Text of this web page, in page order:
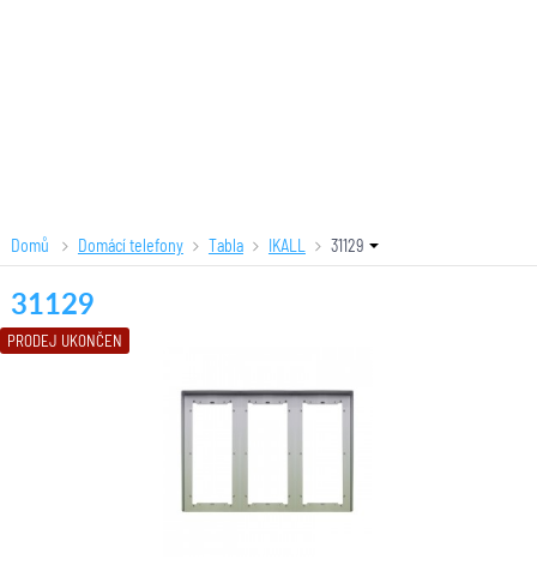
Domů Domácí telefony Tabla IKALL 31129
PRODEJ UKONČEN
31129